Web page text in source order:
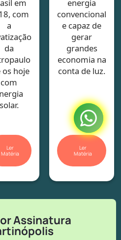
em
com
a
da
os hoje
com
solar.
Ler
Matéria
energia
convencional
e capaz de
gerar
grandes
economia na
conta de luz.
Ler
Matéria
Assinatura